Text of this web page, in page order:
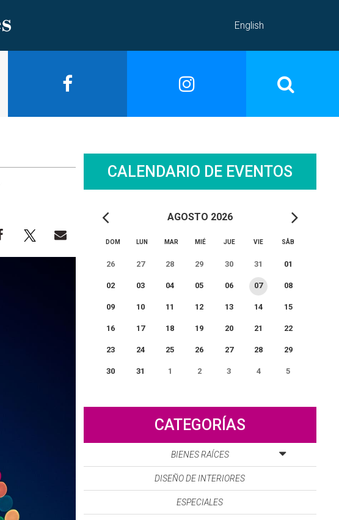
English
CALENDARIO DE EVENTOS
AGOSTO 2026
DOM LUN MAR MIÉ JUE VIE SÅB
26 27 28 29 30 31 01
02 03 04 05 06 07 08
09 10 11 12 13 14 15
16 17 18 19 20 21 22
23 24 25 26 27 28 29
30 31 1 2 3 4 5
CATEGORÍAS
BIENES RAÍCES
DISEÑO DE INTERIORES
ESPECIALES